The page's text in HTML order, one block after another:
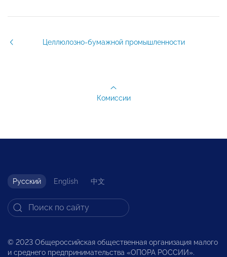
Целлюлозно-бумажной промышленности
Комиссии
Русский English 中文
© 2023 Общероссийская общественная организация малого
и среднего предпринимательства «ОПОРА РОССИИ».